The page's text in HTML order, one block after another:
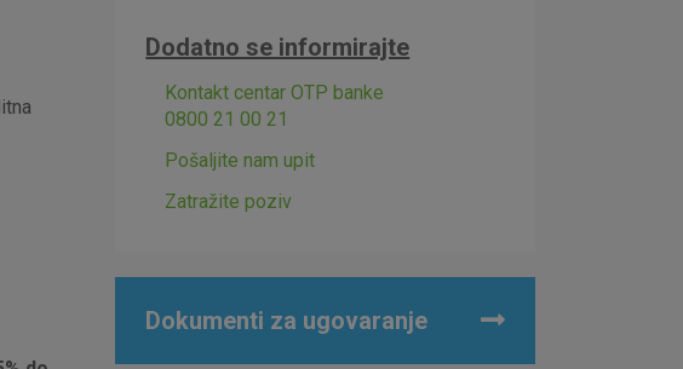
Dodatno se informirajte
Kontakt centar OTP banke
0800 21 00 21
Pošaljite nam upit
Zatražite poziv
Dokumenti za ugovaranje